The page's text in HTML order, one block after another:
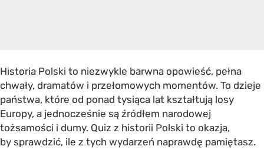
Historia Polski to niezwykle barwna opowieść, pełna
chwały, dramatów i przełomowych momentów. To dzieje
państwa, które od ponad tysiąca lat kształtują losy
Europy, a jednocześnie są źródłem narodowej
tożsamości i dumy. Quiz z historii Polski to okazja,
by sprawdzić, ile z tych wydarzeń naprawdę pamiętasz.